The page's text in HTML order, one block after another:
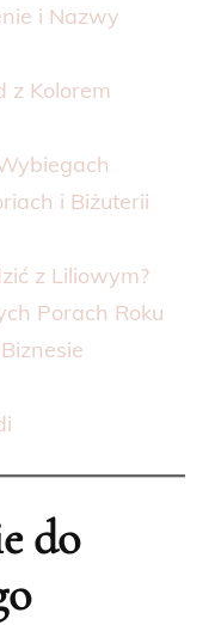
i Nazwy
z Kolorem
i Biżuterii
z Liliowym?
Porach Roku
do